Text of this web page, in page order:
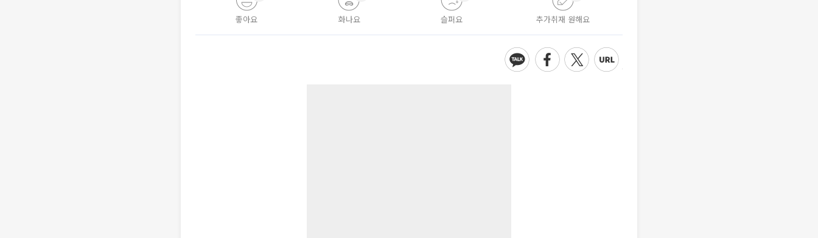
좋아요 화나요 슬퍼요 추가취재 원해요